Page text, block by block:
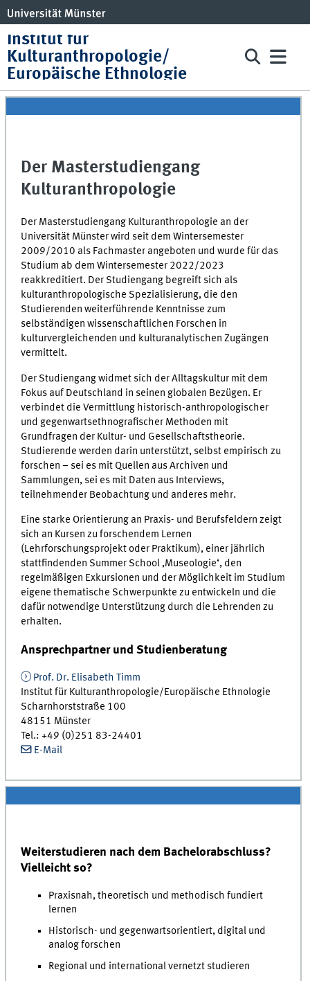
Institut für
Kulturanthropologie/
Europäische Ethnologie
Der Masterstudiengang
Kulturanthropologie
Der Masterstudiengang Kulturanthropologie an der
Universität Münster wird seit dem Wintersemester
2009/2010 als Fachmaster angeboten und wurde für das
Studium ab dem Wintersemester 2022/2023
reakkreditiert. Der Studiengang begreift sich als
kulturanthropologische Spezialisierung, die den
Studierenden weiterführende Kenntnisse zum
selbständigen wissenschaftlichen Forschen in
kulturvergleichenden und kulturanalytischen Zugängen
vermittelt.
Der Studiengang widmet sich der Alltagskultur mit dem
Fokus auf Deutschland in seinen globalen Bezügen. Er
verbindet die Vermittlung historisch-anthropologischer
und gegenwartsethnografischer Methoden mit
Grundfragen der Kultur- und Gesellschaftstheorie.
Studierende werden darin unterstützt, selbst empirisch zu
forschen – sei es mit Quellen aus Archiven und
Sammlungen, sei es mit Daten aus Interviews,
teilnehmender Beobachtung und anderes mehr.
Eine starke Orientierung an Praxis- und Berufsfeldern zeigt
sich an Kursen zu forschendem Lernen
(Lehrforschungsprojekt oder Praktikum), einer jährlich
stattfindenden Summer School ‚Museologie‘, den
regelmäßigen Exkursionen und der Möglichkeit im Studium
eigene thematische Schwerpunkte zu entwickeln und die
dafür notwendige Unterstützung durch die Lehrenden zu
erhalten.
Ansprechpartner und Studienberatung
Prof. Dr. Elisabeth Timm
Institut für Kulturanthropologie/Europäische Ethnologie
Scharnhorststraße 100
48151 Münster
Tel.: +49 (0)251 83-24401
E-Mail
Weiterstudieren nach dem Bachelorabschluss?
Vielleicht so?
Praxisnah, theoretisch und methodisch fundiert
lernen
Historisch- und gegenwartsorientiert, digital und
analog forschen
Regional und international vernetzt studieren